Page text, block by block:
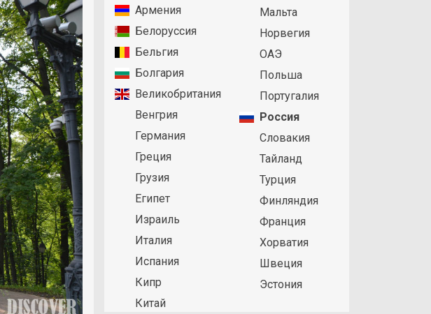
Армения
Белоруссия
Бельгия
Болгария
Великобритания
Венгрия
Германия
Греция
Грузия
Египет
Израиль
Италия
Испания
Кипр
Китай
Мальта
Норвегия
ОАЭ
Польша
Португалия
Россия
Словакия
Тайланд
Турция
Финляндия
Франция
Хорватия
Швеция
Эстония